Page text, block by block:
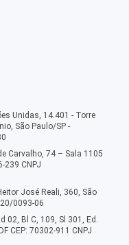
Unidas, 14.401 - Torre
São Paulo/SP -
Carvalho, 74 – Sala 1105
239 CNPJ
José Reali, 360, São
0093-06
02, Bl C, 109, Sl 301, Ed.
CEP: 70302-911 CNPJ